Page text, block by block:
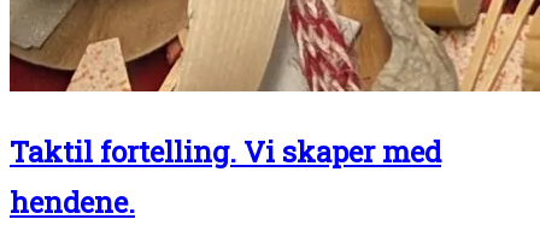
Taktil fortelling. Vi skaper med
hendene.